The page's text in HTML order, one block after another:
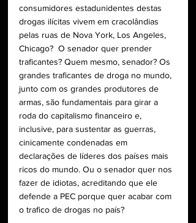
consumidores estadunidentes destas
drogas ilícitas vivem em cracolândias
pelas ruas de Nova York, Los Angeles,
Chicago?  O senador quer prender
traficantes? Quem mesmo, senador? Os
grandes traficantes de droga no mundo,
junto com os grandes produtores de
armas, são fundamentais para girar a
roda do capitalismo financeiro e,
inclusive, para sustentar as guerras,
cinicamente condenadas em
declarações de líderes dos países mais
ricos do mundo. Ou o senador quer nos
fazer de idiotas, acreditando que ele
defende a PEC porque quer acabar com
o trafico de drogas no país?